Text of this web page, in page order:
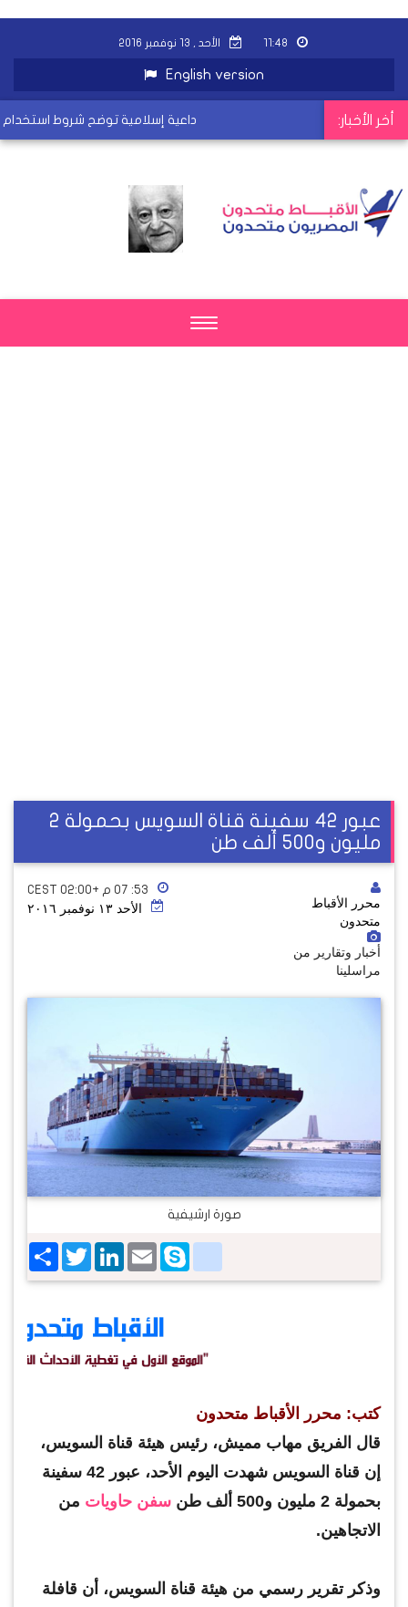
١١:٤٨ الأحد , ١٣ نوفمبر ٢٠١٦
English version
أخر الأخبار: داعية إسلامية توضح شروط استخدام
Toggle
عبور 42 سفينة قناة السويس بحمولة 2
مليون و500 ألف طن
محرر الأقباط
متحدون
أخبار وتقارير من
مراسلينا
٥٣: ٠٧ م +02:00 CEST
الأحد ١٣ نوفمبر ٢٠١٦
صورة ارشيفية
ShareTwitterLinkedIn EmailSkype
google_bookmarks
كتب: محرر الأقباط متحدون
قال الفريق مهاب مميش، رئيس هيئة قناة السويس،
إن قناة السويس شهدت اليوم الأحد، عبور 42 سفينة
بحمولة 2 مليون و500 ألف طن
سفن حاويات من
الاتجاهين.
وذكر تقرير رسمي من هيئة قناة السويس، أن قافلة